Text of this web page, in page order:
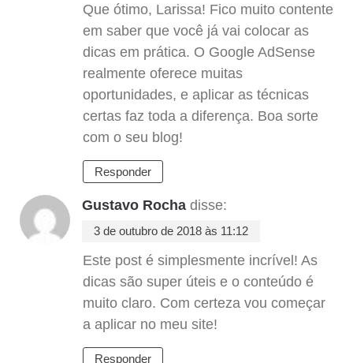
Que ótimo, Larissa! Fico muito contente
em saber que você já vai colocar as
dicas em prática. O Google AdSense
realmente oferece muitas
oportunidades, e aplicar as técnicas
certas faz toda a diferença. Boa sorte
com o seu blog!
Responder
Gustavo Rocha disse:
3 de outubro de 2018 às 11:12
Este post é simplesmente incrível! As
dicas são super úteis e o conteúdo é
muito claro. Com certeza vou começar
a aplicar no meu site!
Responder